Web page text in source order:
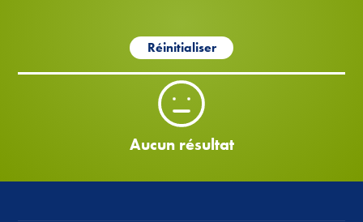
Réinitialiser
Aucun résultat